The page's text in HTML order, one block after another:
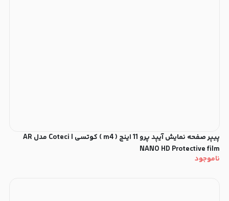
پیپر صفحه نمایش آیپد پرو 11 اینچ ( m4 ) کوتسی | Coteci مدل AR
NANO HD Protective film
ناموجود